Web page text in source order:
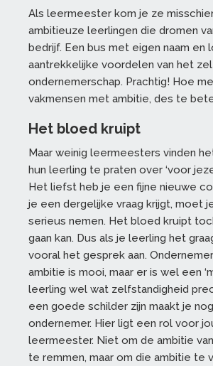
Als leermeester kom je ze
ambitieuze leerlingen die dromen
bedrijf. Een bus met eigen naam en
aantrekkelijke voordelen van het
ondernemerschap. Prachtig! Hoe
vakmensen met ambitie, des te
Het bloed kruipt
Maar weinig leermeesters vinden
hun leerling te praten over ‘voor
Het liefst heb je een fijne nieuwe
je een dergelijke vraag krijgt, moet
serieus nemen. Het bloed kruipt
gaan kan. Dus als je leerling het
vooral het gesprek aan.
ambitie is mooi, maar er is wel een
leerling wel wat zelfstandigheid
een goede schilder zijn maakt je
ondernemer. Hier ligt een rol voor
leermeester. Niet om de ambitie
te remmen, maar om die ambitie te